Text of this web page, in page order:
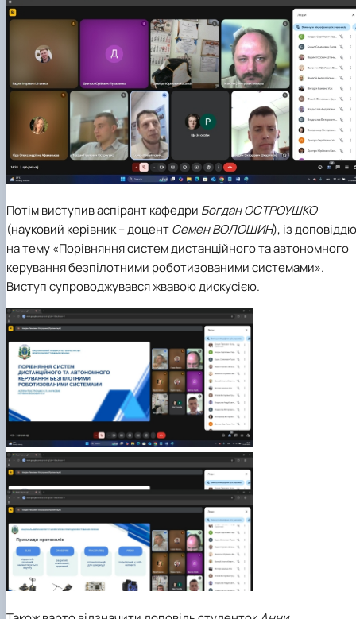
Потім виступив аспірант кафедри Богдан ОСТРОУШКО
(науковий керівник – доцентСемен ВОЛОШИН), із доповіддю
на тему «Порівняння систем дистанційного та автономного
керування безпілотними роботизованими системами».
Виступ супроводжувався жвавою дискусією.